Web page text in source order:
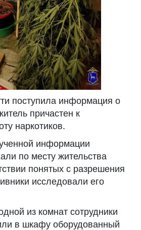
поступила информация о
причастен к
наркотиков.
информации
по месту жительства
понятых с разрешения
исследовали его
из комнат сотрудники
в шкафу оборудованный